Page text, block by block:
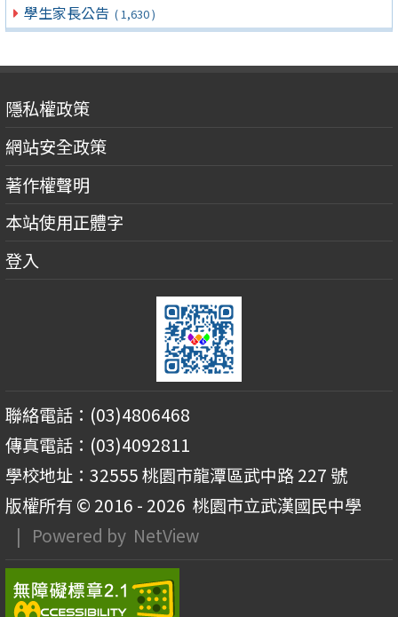
學生家長公告 ( 1,630 )
隱私權政策
網站安全政策
著作權聲明
本站使用正體字
登入
聯絡電話：(03)4806468
傳真電話：(03)4092811
學校地址：32555 桃園市龍潭區武中路 227 號
版權所有 © 2016 - 2026 桃園市立武漢國民中學
| Powered by NetView